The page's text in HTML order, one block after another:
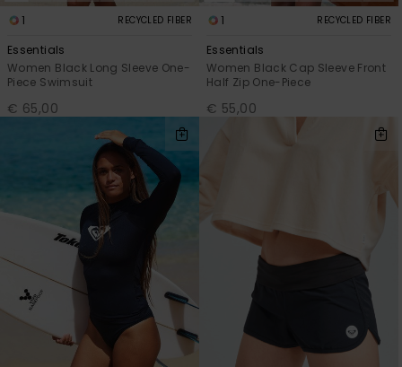
1 RECYCLED FIBER
Essentials
Women Black Long Sleeve One-
Piece Swimsuit
€ 65,00
1 RECYCLED FIBER
Essentials
Women Black Cap Sleeve Front
Half Zip One-Piece
€ 55,00